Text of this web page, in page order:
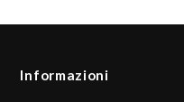
Informazioni